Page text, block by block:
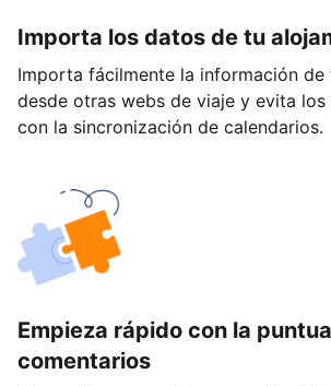
Importa los datos de tu
Importa fácilmente la información de
desde otras webs de viaje y evita
con la sincronización de calendarios.
Empieza rápido con la
comentarios